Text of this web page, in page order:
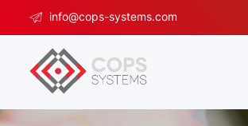
info@cops-systems.com